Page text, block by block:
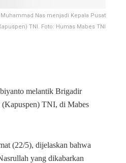
Nas menjadi Kepala Pusat
TNI. Foto: Humas Mabes TNI
melantik Brigadir
(Kapuspen) TNI, di Mabes
(22/5), dijelaskan bahwa
yang dikabarkan